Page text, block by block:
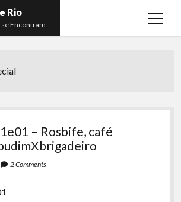
Rio
Encontram
open
– Rosbife, café
2 Comments